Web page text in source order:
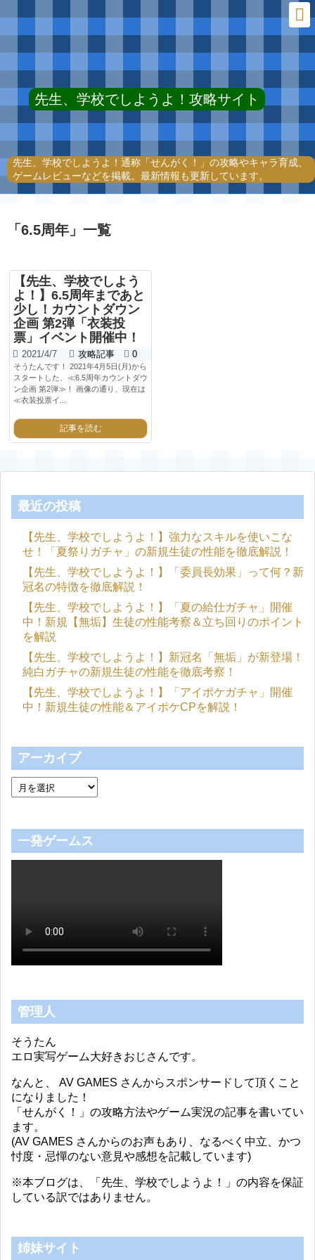
先生、学校でしようよ！攻略サイト
先生、学校でしようよ！通称「せんがく！」の攻略やキャラ育成、
ゲームレビューなどを掲載。最新情報も更新しています。
「 6.5周年 」 一覧
【先生、学校でしよう
よ！】6.5周年まであと
少し！カウントダウン
企画 第2弾「衣装投
票」イベント開催中！
2021/4/7 攻略記事 0
そうたんです！ 2021年4月5日(月)から
スタートした、≪6.5周年カウントダウ
ン企画 第2弾≫！ 画像の通り、現在は
≪衣装投票イ...
記事を読む
最近の投稿
【先生、学校でしようよ！】強力なスキルを使いこな
せ！「夏祭りガチャ」の新規生徒の性能を徹底解説！
【先生、学校でしようよ！】「委員長効果」って何？新
冠名の特徴を徹底解説！
【先生、学校でしようよ！】「夏の給仕ガチャ」開催
中！新規【無垢】生徒の性能考察＆立ち回りのポイント
を解説
【先生、学校でしようよ！】新冠名「無垢」が新登場！
純白ガチャの新規生徒の性能を徹底考察！
【先生、学校でしようよ！】「アイポケガチャ」開催
中！新規生徒の性能＆アイポケCPを解説！
アーカイブ
一発ゲームス
管理人
そうたん
エロ実写ゲーム大好きおじさんです。
なんと、 AV GAMES さんからスポンサードして頂くこと
になりました！
「せんがく！」の攻略方法やゲーム実況の記事を書いてい
ます。
(AV GAMES さんからのお声もあり、なるべく中立、かつ
忖度・忌憚のない意見や感想を記載しています)
※本ブログは、「先生、学校でしようよ！」の内容を保証
している訳ではありません。
姉妹サイト